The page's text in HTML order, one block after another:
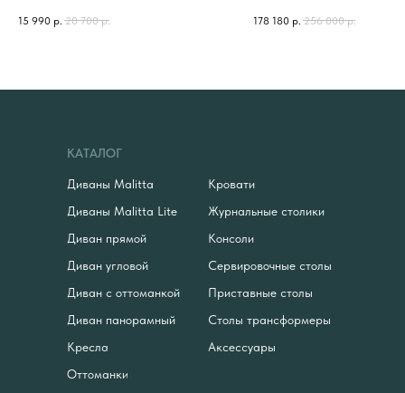
15 990 р. 20 700 р. 178 180 р. 256 000 р.
КАТАЛОГ
Диваны Malitta Кровати
Журнальные столики
Консоли
Сервировочные столы
Приставные столы
Столы трансформеры
Аксессуары
Диваны Malitta Lite
Диван прямой
Диван угловой
Диван с оттоманкой
Диван панорамный
Кресла
Оттоманки